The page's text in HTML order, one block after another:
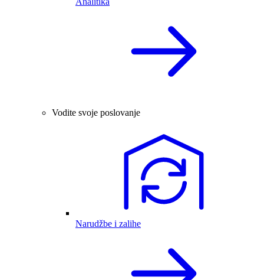
Vodite svoje poslovanje
Narudžbe i zalihe